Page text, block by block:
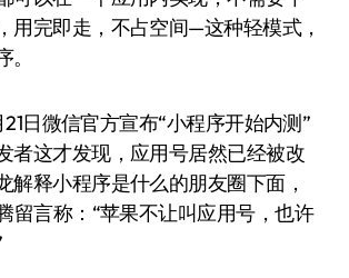
用完即走，不占空间—这种轻模式，
日微信官方宣布“小程序开始内测”
者这才发现，应用号居然已经被改
解释小程序是什么的朋友圈下面，
留言称：“苹果不让叫应用号，也许